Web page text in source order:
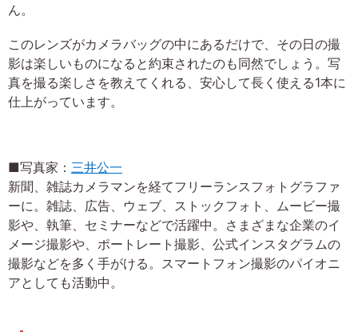
ん。
このレンズがカメラバッグの中にあるだけで、その日の撮
影は楽しいものになると約束されたのも同然でしょう。写
真を撮る楽しさを教えてくれる、安心して長く使える1本に
仕上がっています。
■写真家： 三井公一
新聞、雑誌カメラマンを経てフリーランスフォトグラファ
ーに。雑誌、広告、ウェブ、ストックフォト、ムービー撮
影や、執筆、セミナーなどで活躍中。さまざまな企業のイ
メージ撮影や、ポートレート撮影、公式インスタグラムの
撮影などを多く手がける。スマートフォン撮影のパイオニ
アとしても活動中。